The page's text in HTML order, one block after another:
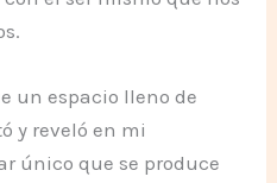
un espacio lleno de
y reveló en mi
único que se produce